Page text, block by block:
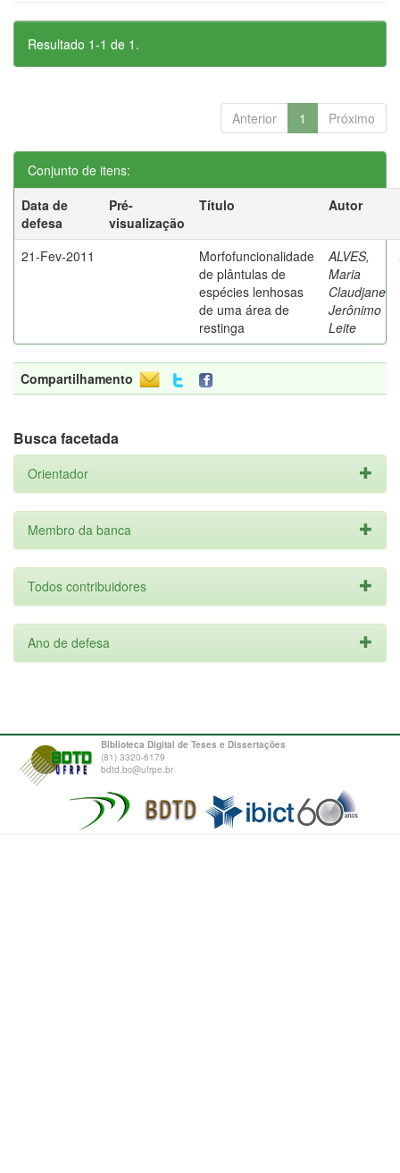
Resultado 1-1 de 1.
Anterior 1 Próximo
Conjunto de itens:
Data de
defesa
Pré-
visualização
Título Autor
21-Fev-2011
Morfofuncionalidade
de plântulas de
espécies lenhosas
de uma área de
restinga
ALVES,
Maria
Claudjane
Jerônimo
Leite
Compartilhamento
Busca facetada
Orientador
Membro da banca
Todos contribuidores
Ano de defesa
Biblioteca Digital de Teses e Dissertações
(81) 3320-6179
bdtd.bc@ufrpe.br